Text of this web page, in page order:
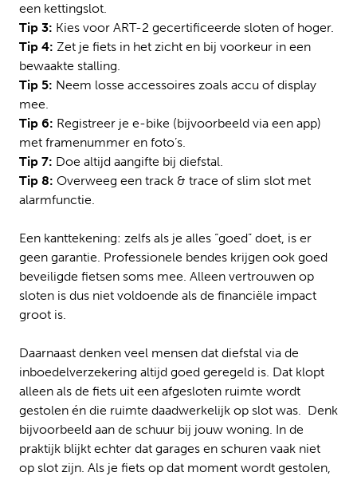
een kettingslot.
Tip 3: Kies voor ART-2 gecertificeerde sloten of hoger.
Tip 4: Zet je fiets in het zicht en bij voorkeur in een
bewaakte stalling.
Tip 5: Neem losse accessoires zoals accu of display
mee.
Tip 6: Registreer je e-bike (bijvoorbeeld via een app)
met framenummer en foto’s.
Tip 7: Doe altijd aangifte bij diefstal.
Tip 8: Overweeg een track & trace of slim slot met
alarmfunctie.
Een kanttekening: zelfs als je alles “goed” doet, is er
geen garantie. Professionele bendes krijgen ook goed
beveiligde fietsen soms mee. Alleen vertrouwen op
sloten is dus niet voldoende als de financiële impact
groot is.
Daarnaast denken veel mensen dat diefstal via de
inboedelverzekering altijd goed geregeld is. Dat klopt
alleen als de fiets uit een afgesloten ruimte wordt
gestolen én die ruimte daadwerkelijk op slot was. Denk
bijvoorbeeld aan de schuur bij jouw woning. In de
praktijk blijkt echter dat garages en schuren vaak niet
op slot zijn. Als je fiets op dat moment wordt gestolen,